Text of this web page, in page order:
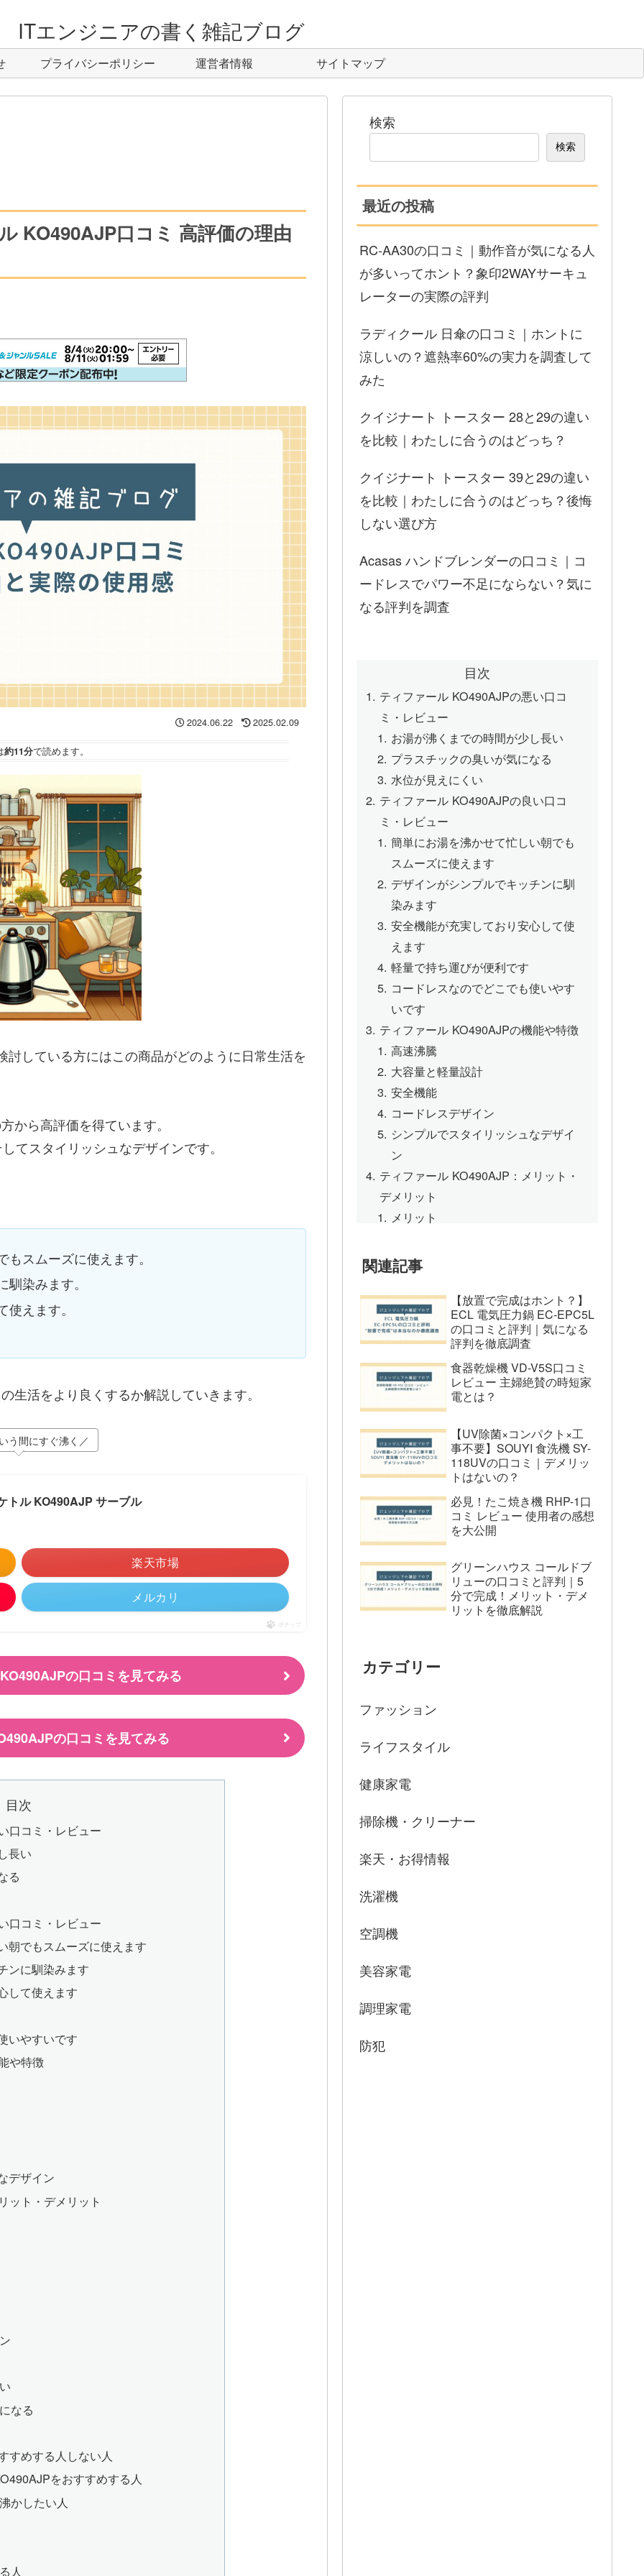
ITエンジニアの書く雑記ブログ
プライバシーポリシー 運営者情報 サイトマップ
KO490AJP口コミ 高評価の理由
2024.06.22 2025.02.09
約11分で読めます。
している方にはこの商品がどのように日常生活を
から高評価を得ています。
てスタイリッシュなデザインです。
スムーズに使えます。
染みます。
えます。
生活をより良くするか解説していきます。
う間にすぐ沸く／
トル KO490AJP サーブル
楽天市場
メルカリ
ポチップ
の口コミを見てみる
の口コミを見てみる
目次
口コミ・レビュー
長い
る
口コミ・レビュー
朝でもスムーズに使えます
ンに馴染みます
して使えます
いやすいです
や特徴
デザイン
ット・デメリット
なる
すめする人しない人
をおすすめする人
かしたい人
人
検索
検索
最近の投稿
RC-AA30の口コミ｜動作音が気になる人
が多いってホント？象印2WAYサーキュ
レーターの実際の評判
ラディクール 日傘の口コミ｜ホントに
涼しいの？遮熱率60%の実力を調査して
みた
クイジナート トースター 28と29の違い
を比較｜わたしに合うのはどっち？
クイジナート トースター 39と29の違い
を比較｜わたしに合うのはどっち？後悔
しない選び方
Acasas ハンドブレンダーの口コミ｜コ
ードレスでパワー不足にならない？気に
なる評判を調査
目次
ティファール KO490AJPの悪い口コ
ミ・レビュー
お湯が沸くまでの時間が少し長い
プラスチックの臭いが気になる
水位が見えにくい
ティファール KO490AJPの良い口コ
ミ・レビュー
簡単にお湯を沸かせて忙しい朝でも
スムーズに使えます
デザインがシンプルでキッチンに馴
染みます
安全機能が充実しており安心して使
えます
軽量で持ち運びが便利です
コードレスなのでどこでも使いやす
いです
ティファール KO490AJPの機能や特徴
高速沸騰
大容量と軽量設計
安全機能
コードレスデザイン
シンプルでスタイリッシュなデザイ
ン
ティファール KO490AJP：メリット・
デメリット
メリット
大容量と軽量設計
安全機能が充実
コードレスデザイン
スタイリッシュなデザイン
デメリット
沸騰までの時間が少し長い
プラスチックの臭いが気になる
水位が見えにくい
ティファール KO490AJPをおすすめす
る人しない人
ティファール 電気ケトル KO490AJP
をおすすめする人
忙しい朝に迅速にお湯を沸かした
い人
デザイン性を重視する人
安全性を重視する家庭
持ち運びの便利さを求める人
大容量が必要な家庭
沸騰時間を気にする人
見やすい水位表示を求める人
ティファール KO490AJP：Q＆A
Q: ティファール KO490AJPの沸騰時
間はどのくらいですか？
解消できますか？
能について教えてください。
か？
Q: ティファール KO490AJPのデザイ
ティファール KO490AJP 口コミ・レビ
関連記事
【放置で完成はホント？】
ECL 電気圧力鍋 EC-EPC5L
の口コミと評判｜気になる
評判を徹底調査
食器乾燥機 VD-V5S口コミ
レビュー 主婦絶賛の時短家
電とは？
【UV除菌×コンパクト×工
事不要】SOUYI 食洗機 SY-
118UVの口コミ｜デメリッ
トはないの？
必見！たこ焼き機 RHP-1口
コミ レビュー 使用者の感想
を大公開
グリーンハウス コールドブ
リューの口コミと評判｜5
分で完成！メリット・デメ
リットを徹底解説
カテゴリー
ファッション
ライフスタイル
健康家電
掃除機・クリーナー
楽天・お得情報
洗濯機
空調機
美容家電
調理家電
防犯